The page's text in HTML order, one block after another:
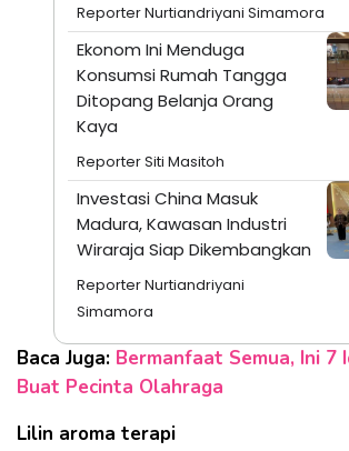
Reporter Nurtiandriyani Simamora
Ekonom Ini Menduga
Konsumsi Rumah Tangga
Ditopang Belanja Orang
Kaya
Reporter Siti Masitoh
Investasi China Masuk
Madura, Kawasan Industri
Wiraraja Siap Dikembangkan
Reporter Nurtiandriyani
Simamora
Baca Juga: Bermanfaat Semua, Ini 7
Buat Pecinta Olahraga
Lilin aroma terapi